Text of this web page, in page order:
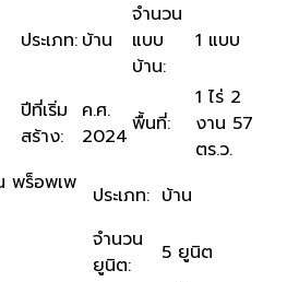
ประเภท: บ้าน
จำนวน
แบบ
บ้าน:
1 แบบ
ปีที่เริ่ม
สร้าง:
ค.ศ.
2024 พื้นที่:
1 ไร่ 2
งาน 57
ตร.ว.
พร็อพเพ
ประเภท: บ้าน
จำนวน
ยูนิต:
5 ยูนิต